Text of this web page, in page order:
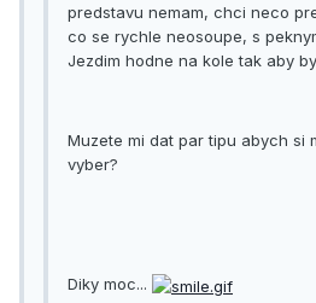
predstavu nemam, chci neco
co se rychle neosoupe, s
Jezdim hodne na kole tak aby
Muzete mi dat par tipu abych si
vyber?
Diky moc...